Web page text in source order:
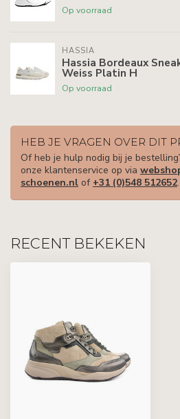
Op voorraad
HASSIA
Hassia Bordeaux
Weiss Platin H
Op voorraad
HEB JE VRAGEN OVER DIT
Of heb je hulp nodig bij je
onze klantenservice op via
schoenen.nl of +31 (0)548 512652
RECENT BEKEKEN